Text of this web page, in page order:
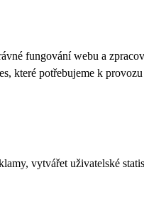
fungování webu a
které potřebujeme k
vytvářet uživatelské